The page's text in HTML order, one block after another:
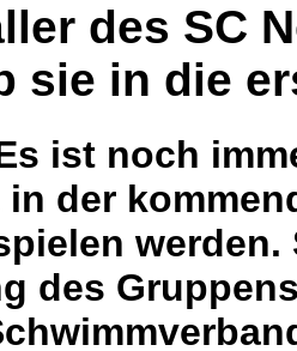
des SC
sie in die
ist noch
in der
des